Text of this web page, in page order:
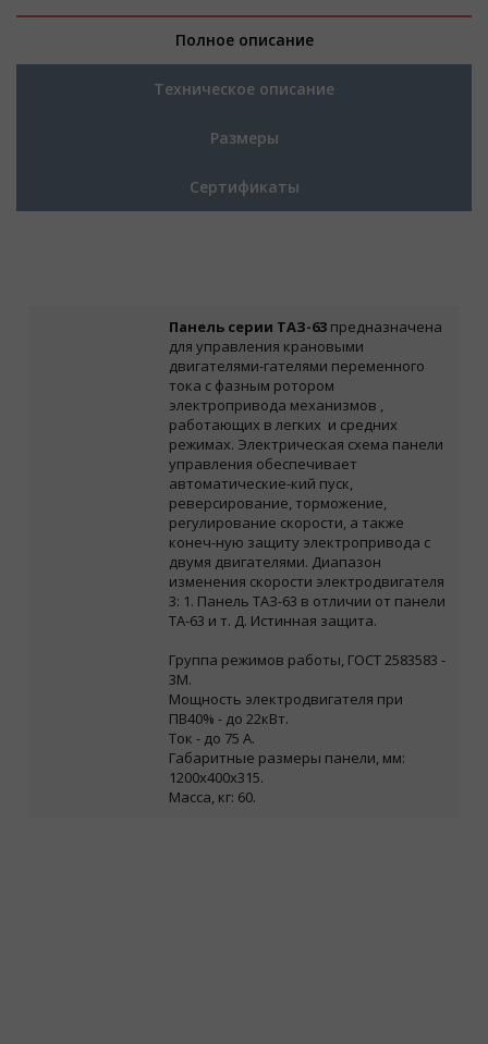
Полное описание
Техническое описание
Размеры
Сертификаты
Панель серии ТАЗ-63 предназначена
для управления крановыми
двигателями-гателями переменного
тока с фазным ротором
электропривода механизмов ,
работающих в легких и средних
режимах. Электрическая схема панели
управления обеспечивает
автоматические-кий пуск,
реверсирование, торможение,
регулирование скорости, а также
конеч-ную защиту электропривода с
двумя двигателями. Диапазон
изменения скорости электродвигателя
3: 1. Панель ТАЗ-63 в отличии от панели
ТА-63 и т. Д. Истинная защита.
Группа режимов работы, ГОСТ 2583583 -
3М.
Мощность электродвигателя при
ПВ40% - до 22кВт.
Ток - до 75 А.
Габаритные размеры панели, мм:
1200х400х315.
Масса, кг: 60.